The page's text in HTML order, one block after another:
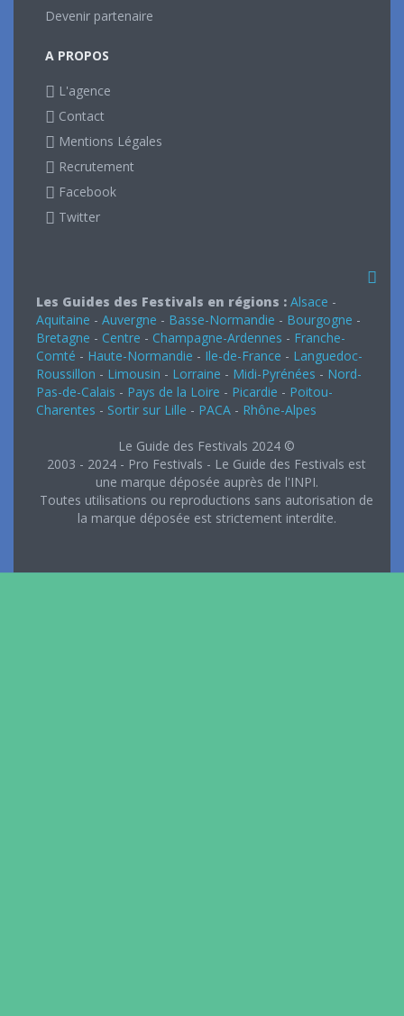
Devenir partenaire
A PROPOS
L'agence
Contact
Mentions Légales
Recrutement
Facebook
Twitter
Les Guides des Festivals en régions : Alsace -
Aquitaine - Auvergne - Basse-Normandie - Bourgogne -
Bretagne - Centre - Champagne-Ardennes - Franche-
Comté - Haute-Normandie - Ile-de-France - Languedoc-
Roussillon - Limousin - Lorraine - Midi-Pyrénées - Nord-
Pas-de-Calais - Pays de la Loire - Picardie - Poitou-
Charentes - Sortir sur Lille - PACA - Rhône-Alpes
Le Guide des Festivals 2024 ©
2003 - 2024 - Pro Festivals - Le Guide des Festivals est
une marque déposée auprès de l'INPI.
Toutes utilisations ou reproductions sans autorisation de
la marque déposée est strictement interdite.